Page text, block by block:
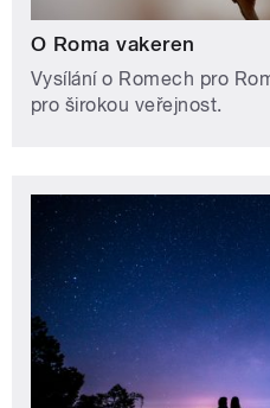
O Roma vakeren
Vysílání o Romech pro
pro širokou veřejnost.